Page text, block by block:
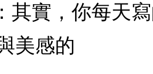
其實，你每天
美感的